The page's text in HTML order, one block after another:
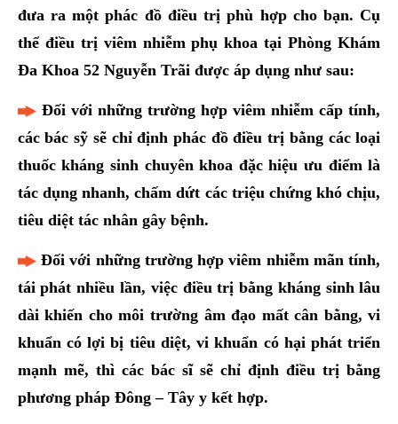
đưa ra một phác đồ điều trị phù hợp cho bạn. Cụ
thể điều trị viêm nhiễm phụ khoa tại Phòng Khám
Đa Khoa 52 Nguyễn Trãi được áp dụng như sau:
Đối với những trường hợp viêm nhiễm cấp tính,
các bác sỹ sẽ chỉ định phác đồ điều trị bằng các loại
thuốc kháng sinh chuyên khoa đặc hiệu ưu điểm là
tác dụng nhanh, chấm dứt các triệu chứng khó chịu,
tiêu diệt tác nhân gây bệnh.
Đối với những trường hợp viêm nhiễm mãn tính,
tái phát nhiều lần, việc điều trị bằng kháng sinh lâu
dài khiến cho môi trường âm đạo mất cân bằng, vi
khuẩn có lợi bị tiêu diệt, vi khuẩn có hại phát triển
mạnh mẽ, thì các bác sĩ sẽ chỉ định điều trị bằng
phương pháp Đông – Tây y kết hợp.